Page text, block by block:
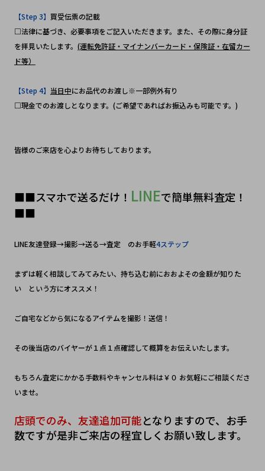
【Step 3】 買受伝票の記載
□法律に基づき、必要事項をご記入いただきます。また、その際に身分証
を拝見いたします。 (運転免許証・マイナンバーカード・保険証・在留カー
ド等）
【Step 4】 当日中にお品代のお渡し※一部例外有り
□現金でのお渡しとなります。(ご希望であればお振込みも可能です。)
皆様のご来店を心よりお待ちしております。
■■スマホで送るだけ！ LINEで簡単無料査定！
■■
LINE友達登録→撮影→送る→査定　のお手軽4ステップ
まずは軽く相談してみてみたい、持ち込む前におおよその金額が知りた
い　という方にオススメ！
ご自宅などから気になるアイテムを撮影！送信！
その後当店のバイヤーが１点１点確認して概算をお伝えいたします。
もちろん査定にかかる手数料やキャンセル料は￥０ お気軽にご相談くださ
いませ。
店頭でのみ、友達追加可能となりますので、お手
数ですが是非ご来店の程宜しくお願い致します。